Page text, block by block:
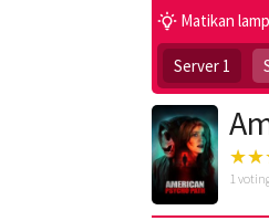
Matikan
Server 1
1